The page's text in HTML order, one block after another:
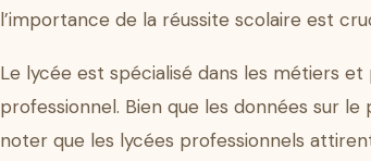
l’importance de la réussite scolaire est
Le lycée est spécialisé dans les métiers
professionnel. Bien que les données sur
noter que les lycées professionnels